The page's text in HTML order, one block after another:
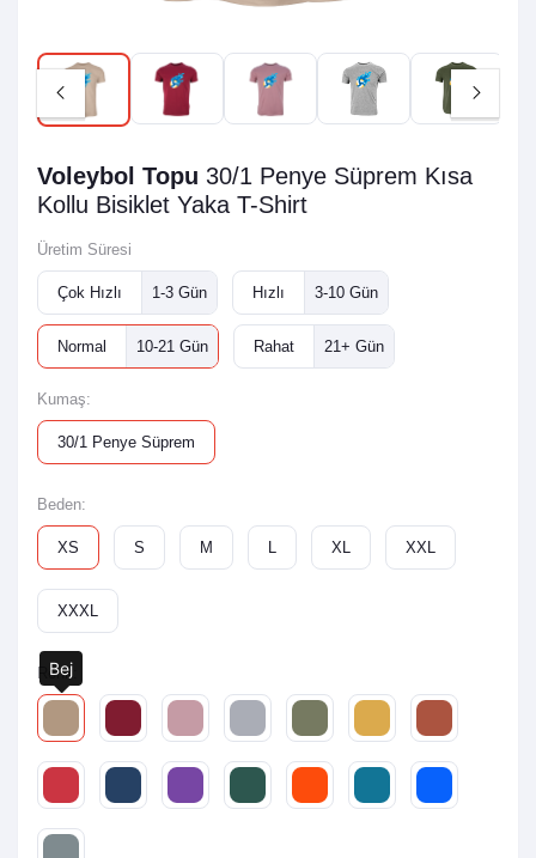
Voleybol Topu 30/1 Penye Süprem Kısa
Kollu Bisiklet Yaka T-Shirt
Üretim Süresi
Çok Hızlı 1-3 Gün Hızlı 3-10 Gün
Normal 10-21 Gün Rahat 21+ Gün
Kumaş:
30/1 Penye Süprem
Beden:
XS S M L XL XXL
XXXL
Renk:
Bej